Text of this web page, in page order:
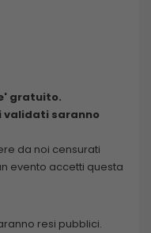
gratuito.
validati saranno
da noi censurati
evento accetti questa
resi pubblici.